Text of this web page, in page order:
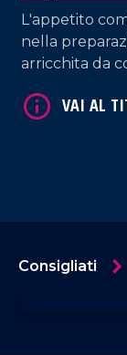
L'appetito
nella
arricchita da
Consigliati